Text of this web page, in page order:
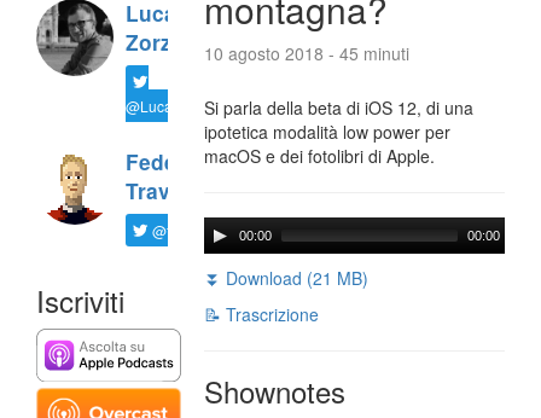
Luca
Zorzi
@LucaTNT
Federico
Travaini
@ftrava
Iscriviti
10 agosto 2018 - 45 minuti
Si parla della beta di iOS 12, di una
ipotetica modalità low power per
macOS e dei fotolibri di Apple.
00:00 00:00
⏬ Download (21 MB)
📝 Trascrizione
Shownotes